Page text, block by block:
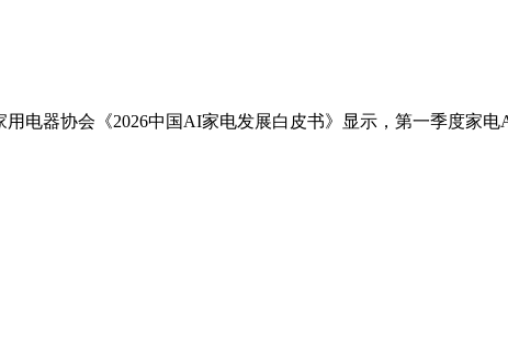
电器协会《2026中国AI家电发展白皮书》显示，第一季度家